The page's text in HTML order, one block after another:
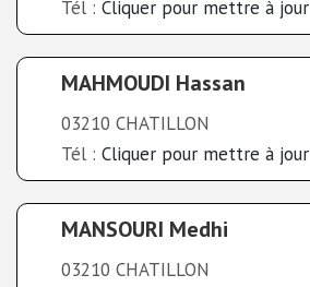
Tél : Cliquer pour mettre à jour
MAHMOUDI Hassan
03210 CHATILLON
Tél : Cliquer pour mettre à jour
MANSOURI Medhi
03210 CHATILLON